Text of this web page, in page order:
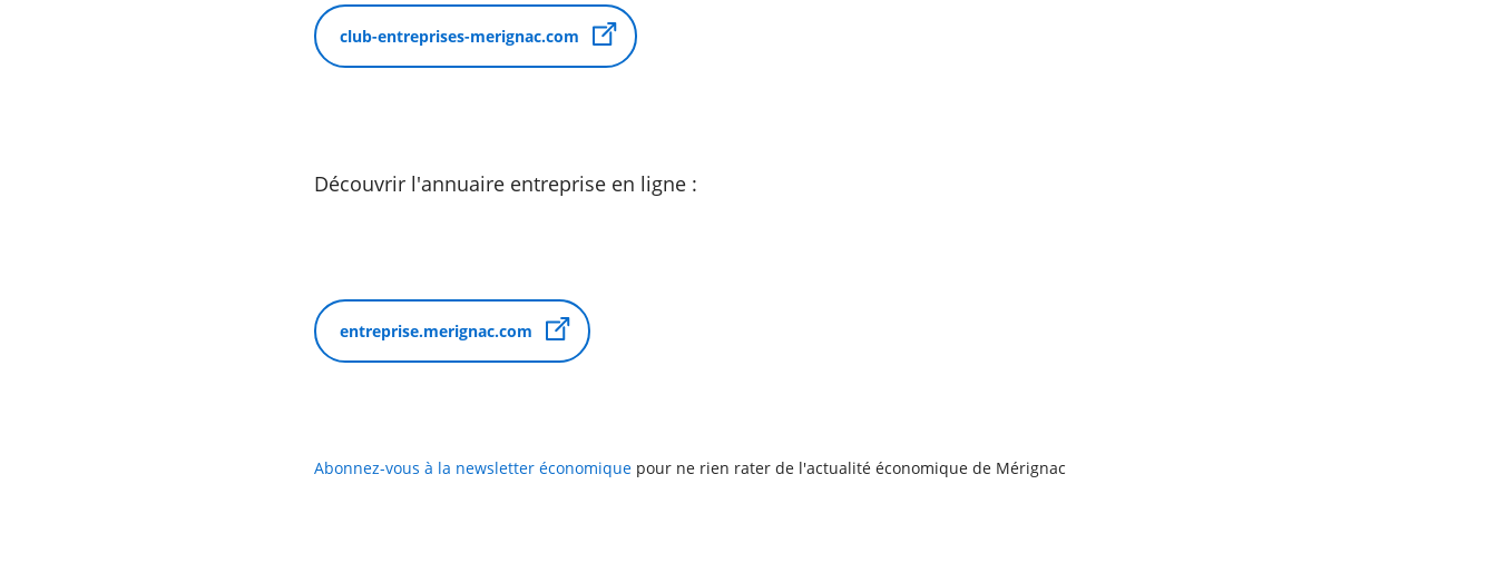
club-entreprises-merignac.com
Découvrir l'annuaire entreprise en ligne :
entreprise.merignac.com
Abonnez-vous à la newsletter économiquepour ne rien rater de l'actualité économique de Mérignac